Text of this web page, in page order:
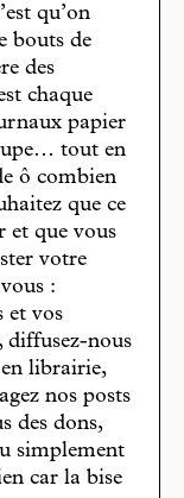
qu’on
bouts de
des
chaque
papier
tout en
ô combien
que ce
et que vous
votre
:
et vos
diffusez-nous
librairie,
nos posts
des dons,
simplement
car la bise